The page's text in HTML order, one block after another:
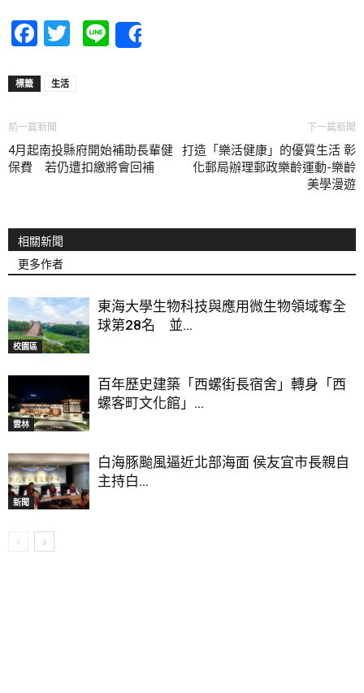
Facebook
Twitter
Line
標籤 生活
前一篇新聞
4月起南投縣府開始補助長輩健
保費 若仍遭扣繳將會回補
下一篇新聞
打造「樂活健康」的優質生活 彰
化郵局辦理郵政樂齡運動-樂齡
美學漫遊
相關新聞
更多作者
校園區
東海大學生物科技與應用微生物領域奪全
球第28名 並...
雲林
百年歷史建築「西螺街長宿舍」轉身「西
螺客町文化館」...
新聞
白海豚颱風逼近北部海面 侯友宜市長親自
主持白...